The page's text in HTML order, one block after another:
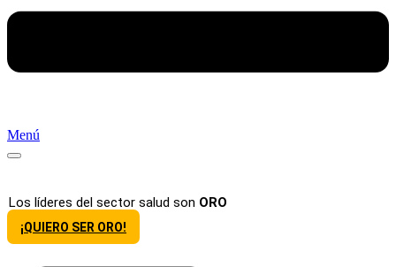
Menú
Los líderes del sector salud son ORO
¡QUIERO SER ORO!